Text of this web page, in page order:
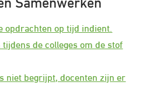
opdrachten op tijd indient.
tijdens de colleges om de stof
niet begrijpt, docenten zijn er